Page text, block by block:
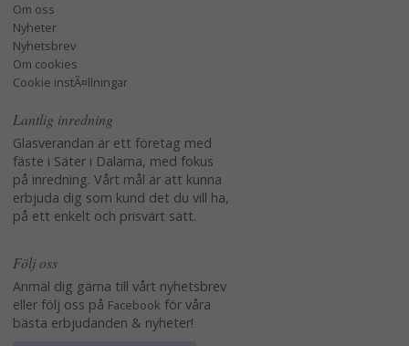
Om oss
Nyheter
Nyhetsbrev
Om cookies
Cookie instÃ¤llningar
Lantlig inredning
Glasverandan är ett företag med
fäste i Säter i Dalarna, med fokus
på inredning. Vårt mål är att kunna
erbjuda dig som kund det du vill ha,
på ett enkelt och prisvärt sätt.
Följ oss
Anmäl dig gärna till vårt nyhetsbrev
eller följ oss på Facebook för våra
bästa erbjudanden & nyheter!